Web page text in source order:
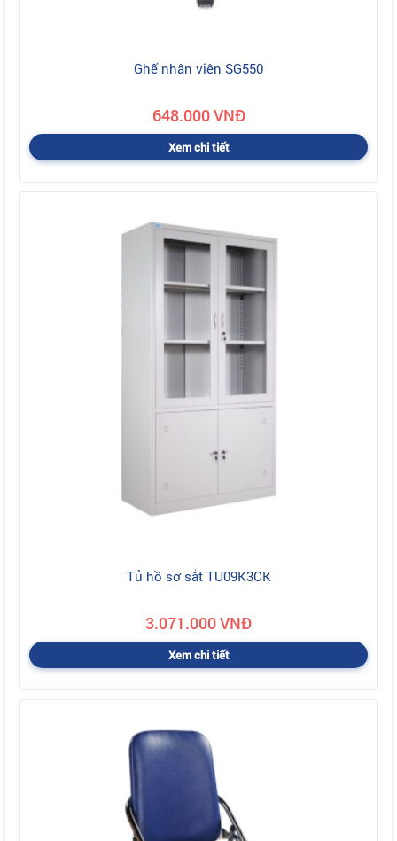
Ghế nhân viên SG550
648.000 VNĐ
Xem chi tiết
Tủ hồ sơ sắt TU09K3CK
3.071.000 VNĐ
Xem chi tiết